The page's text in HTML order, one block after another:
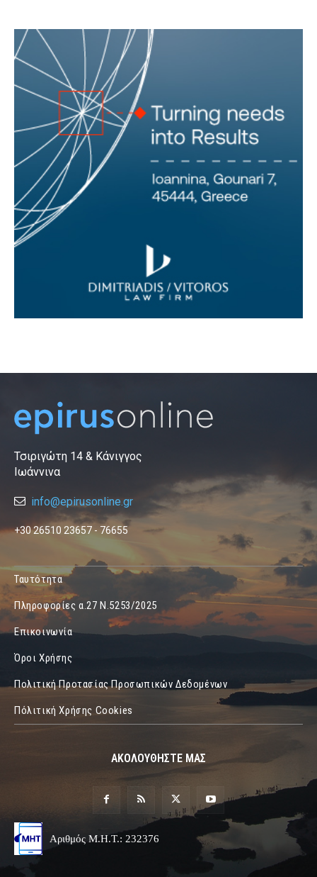
Τσιριγώτη 14 & Κάνιγγος
Ιωάννινα
info@epirusonline.gr
+30 26510 23657 - 76655
Ταυτότητα
Πληροφορίες α.27 Ν.5253/2025
Επικοινωνία
Όροι Χρήσης
Πολιτική Προτασίας Προσωπικών Δεδομένων
Πόλιτική Χρήσης Cookies
ΑΚΟΛΟΥΘΗΣΤΕ ΜΑΣ
Αριθμός Μ.Η.Τ.: 232376